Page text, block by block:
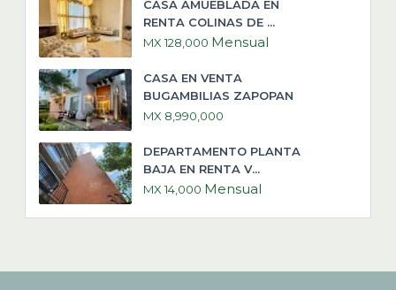
CASA AMUEBLADA EN
RENTA COLINAS DE ...
MX 128,000 Mensual
CASA EN VENTA
BUGAMBILIAS ZAPOPAN
MX 8,990,000
DEPARTAMENTO PLANTA
BAJA EN RENTA V...
MX 14,000 Mensual